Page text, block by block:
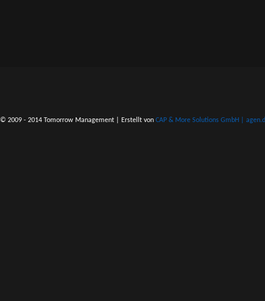
© 2009 - 2014 Tomorrow Management | Erstellt von CAP & More Solutions GmbH |